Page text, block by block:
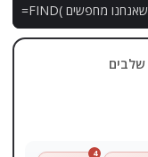
=FIND( שאנחנו מחפשים
שלבים
4